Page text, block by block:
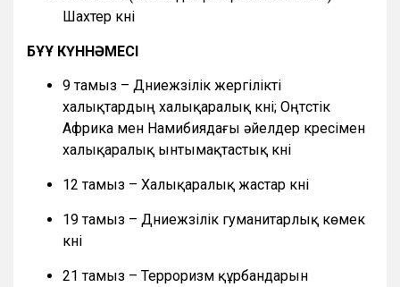
Шахтер күні
БҰҰ КҮННӘМЕСІ
9 тамыз – Дүниежүзілік жергілікті
халықтардың халықаралық күні; Оңтүстік
Африка мен Намибиядағы әйелдер күресімен
халықаралық ынтымақтастық күні
12 тамыз – Халықаралық жастар күні
19 тамыз – Дүниежүзілік гуманитарлық көмек
күні
21 тамыз – Терроризм құрбандарын